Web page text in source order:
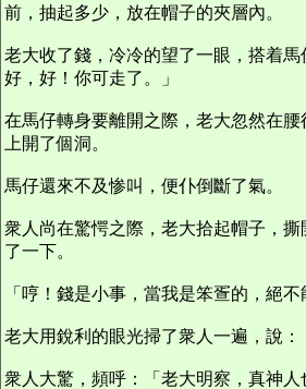
前，抽起多少，放在帽子的夾層內。
老大收了錢，冷冷的望了一眼，搭着馬
好，好！你可走了。」
在馬仔轉身要離開之際，老大忽然在
上開了個洞。
馬仔還來不及惨叫，便仆倒斷了氣。
衆人尚在驚愕之際，老大拾起帽子，
了一下。
「哼！錢是小事，當我是笨疍的，絕不
老大用銳利的眼光掃了衆人一遍，說：
衆人大驚，頻呼：「老大明察，真神人